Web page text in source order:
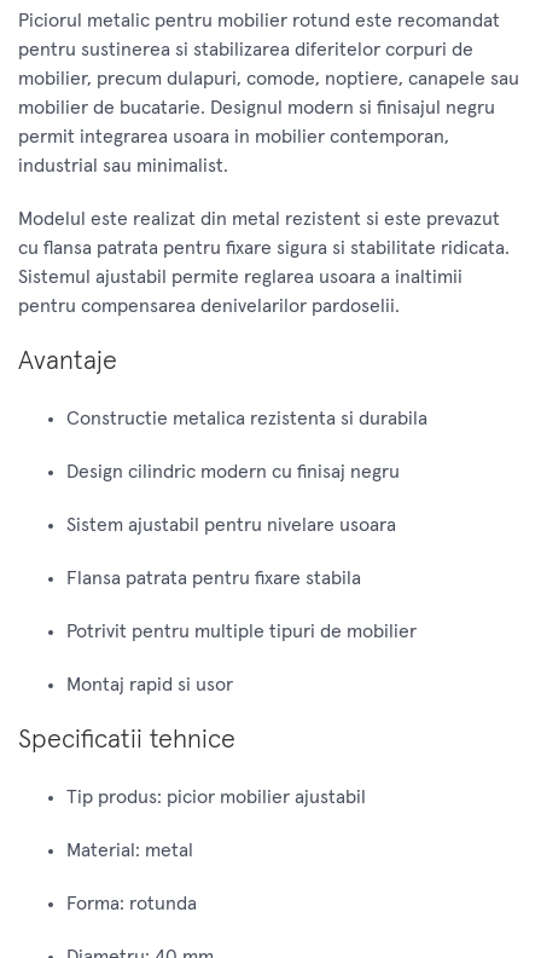
Piciorul metalic pentru mobilier rotund este recomandat
pentru sustinerea si stabilizarea diferitelor corpuri de
mobilier, precum dulapuri, comode, noptiere, canapele sau
mobilier de bucatarie. Designul modern si finisajul negru
permit integrarea usoara in mobilier contemporan,
industrial sau minimalist.
Modelul este realizat din metal rezistent si este prevazut
cu flansa patrata pentru fixare sigura si stabilitate ridicata.
Sistemul ajustabil permite reglarea usoara a inaltimii
pentru compensarea denivelarilor pardoselii.
Avantaje
Constructie metalica rezistenta si durabila
Design cilindric modern cu finisaj negru
Sistem ajustabil pentru nivelare usoara
Flansa patrata pentru fixare stabila
Potrivit pentru multiple tipuri de mobilier
Montaj rapid si usor
Specificatii tehnice
Tip produs: picior mobilier ajustabil
Material: metal
Forma: rotunda